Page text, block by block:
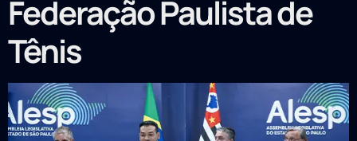
Federação Paulista de
Tênis